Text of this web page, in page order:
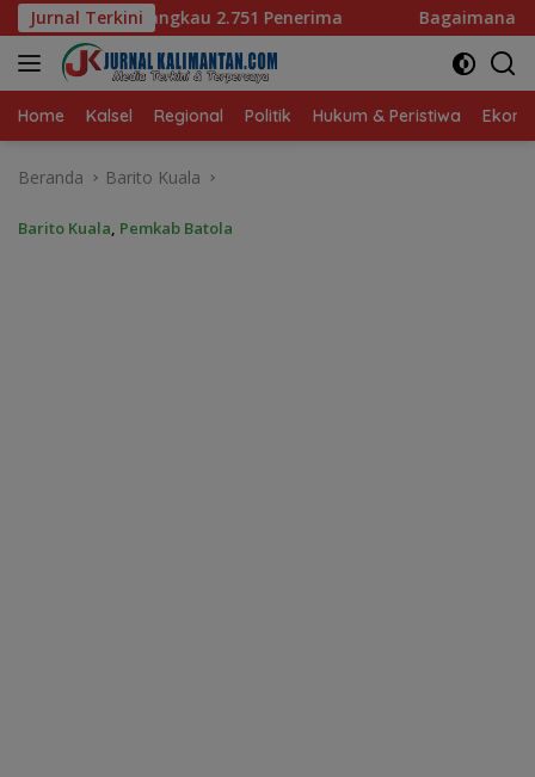
Langsung
ke
konten
Jurnal Terkini
Penerima Bagaimana KIP Hadapi Deepfake dan
Home Kalsel Regional Politik Hukum & Peristiwa
Beranda Barito Kuala
Barito Kuala, Pemkab Batola